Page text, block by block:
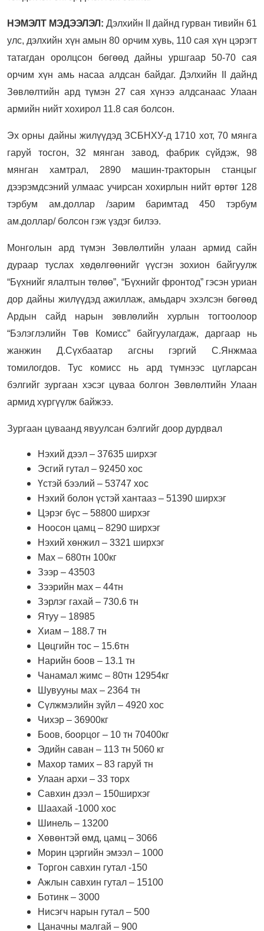
НЭМЭЛТ МЭДЭЭЛЭЛ: Дэлхийн II дайнд гурван тивийн 61
улс, дэлхийн хүн амын 80 орчим хувь, 110 сая хүн цэрэгт
татагдан оролцсон бөгөөд дайны уршгаар 50-70 сая
орчим хүн амь насаа алдсан байдаг. Дэлхийн II дайнд
Зөвлөлтийн ард түмэн 27 сая хүнээ алдсанаас Улаан
армийн нийт хохирол 11.8 сая болсон.
Эх орны дайны жилүүдэд ЗСБНХУ-д 1710 хот, 70 мянга
гаруй тосгон, 32 мянган завод, фабрик сүйдэж, 98
мянган хамтрал, 2890 машин-тракторын станцыг
дээрэмдсэний улмаас учирсан хохирлын нийт өртөг 128
тэрбум ам.доллар /зарим баримтад 450 тэрбум
ам.доллар/ болсон гэж үздэг билээ.
Монголын ард түмэн Зөвлөлтийн улаан армид сайн
дураар туслах хөдөлгөөнийг үүсгэн зохион байгуулж
“Бүхнийг ялалтын төлөө”, “Бүхнийг фронтод” гэсэн уриан
дор дайны жилүүдэд ажиллаж, амьдарч эхэлсэн бөгөөд
Ардын сайд нарын зөвлөлийн хурлын тогтоолоор
“Бэлэглэлийн Төв Комисс” байгуулагдаж, даргаар нь
жанжин Д.Сүхбаатар агсны гэргий С.Янжмаа
томилогдов. Тус комисс нь ард түмнээс цугларсан
бэлгийг зургаан хэсэг цуваа болгон Зөвлөлтийн Улаан
армид хүргүүлж байжээ.
Зургаан цуваанд явуулсан бэлгийг доор дурдвал
Нэхий дээл – 37635 ширхэг
Эсгий гутал – 92450 хос
Үстэй бээлий – 53747 хос
Нэхий болон үстэй хантааз – 51390 ширхэг
Цэрэг бүс – 58800 ширхэг
Ноосон цамц – 8290 ширхэг
Нэхий хөнжил – 3321 ширхэг
Мах – 680тн 100кг
Зээр – 43503
Зээрийн мах – 44тн
Зэрлэг гахай – 730.6 тн
Ятуу – 18985
Хиам – 188.7 тн
Цөцгийн тос – 15.6тн
Нарийн боов – 13.1 тн
Чанамал жимс – 80тн 12954кг
Шувууны мах – 2364 тн
Сүлжмэлийн зүйл – 4920 хос
Чихэр – 36900кг
Боов, боорцог – 10 тн 70400кг
Эдийн саван – 113 тн 5060 кг
Махор тамих – 83 гаруй тн
Улаан архи – 33 торх
Савхин дээл – 150ширхэг
Шаахай -1000 хос
Шинель – 13200
Хөвөнтэй өмд, цамц – 3066
Морин цэргийн эмээл – 1000
Торгон савхин гутал -150
Ажлын савхин гутал – 15100
Ботинк – 3000
Нисэгч нарын гутал – 500
Цаначны малгай – 900